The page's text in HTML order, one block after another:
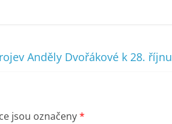
Anděly Dvořákové k 28. říjnu
jsou označeny*